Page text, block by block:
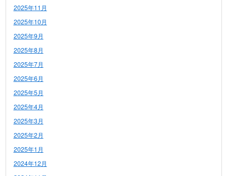
2025年11月
2025年10月
2025年9月
2025年8月
2025年7月
2025年6月
2025年5月
2025年4月
2025年3月
2025年2月
2025年1月
2024年12月